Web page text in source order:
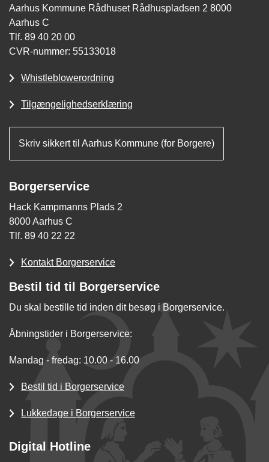
Aarhus Kommune Rådhuset Rådhuspladsen 2 8000
Aarhus C
Tlf. 89 40 20 00
CVR-nummer: 55133018
Whistleblowerordning
Tilgængelighedserklæring
Skriv sikkert til Aarhus Kommune (for Borgere)
Borgerservice
Hack Kampmanns Plads 2
8000 Aarhus C
Tlf. 89 40 22 22
Kontakt Borgerservice
Bestil tid til Borgerservice
Du skal bestille tid inden dit besøg i Borgerservice.
Åbningstider i Borgerservice:
Mandag - fredag: 10.00 - 16.00
Bestil tid i Borgerservice
Lukkedage i Borgerservice
Digital Hotline